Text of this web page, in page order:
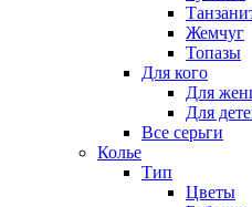
Жемчуг
Топазы
Для кого
Для
Для
Все серьги
Колье
Тип
Цветы